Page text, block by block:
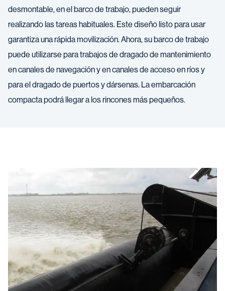
desmontable, en el barco de trabajo, pueden seguir
realizando las tareas habituales. Este diseño listo para usar
garantiza una rápida movilización. Ahora, su barco de trabajo
puede utilizarse para trabajos de dragado de mantenimiento
en canales de navegación y en canales de acceso en ríos y
para el dragado de puertos y dársenas. La embarcación
compacta podrá llegar a los rincones más pequeños.